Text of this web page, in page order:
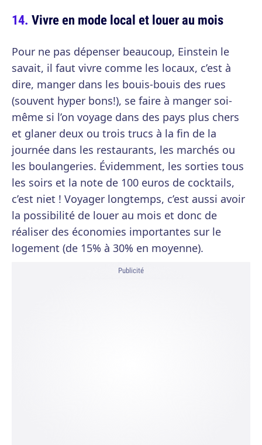
Vivre en mode local et louer au mois
Pour ne pas dépenser beaucoup, Einstein le
savait, il faut vivre comme les locaux, c’est à
dire, manger dans les bouis-bouis des rues
(souvent hyper bons!), se faire à manger soi-
même si l’on voyage dans des pays plus chers
et glaner deux ou trois trucs à la fin de la
journée dans les restaurants, les marchés ou
les boulangeries. Évidemment, les sorties tous
les soirs et la note de 100 euros de cocktails,
c’est niet ! Voyager longtemps, c’est aussi avoir
la possibilité de louer au mois et donc de
réaliser des économies importantes sur le
logement (de 15% à 30% en moyenne).
Publicité